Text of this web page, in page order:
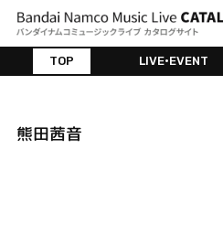
TOP LIVE•EVENT
熊田茜音